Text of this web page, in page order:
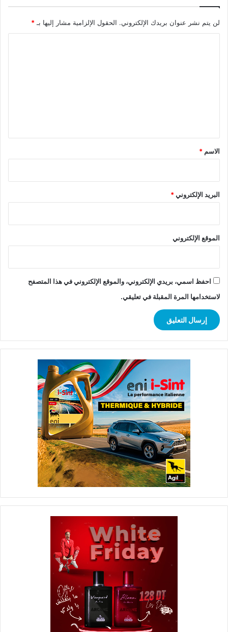
لن يتم نشر عنوان بريدك الإلكتروني. الحقول الإلزامية مشار إليها بـ *
*
الاسم *
البريد الإلكتروني*
الموقع الإلكتروني
احفظ اسمي، بريدي الإلكتروني، والموقع الإلكتروني في هذا المتصفح
لاستخدامها المرة المقبلة في تعليقي.